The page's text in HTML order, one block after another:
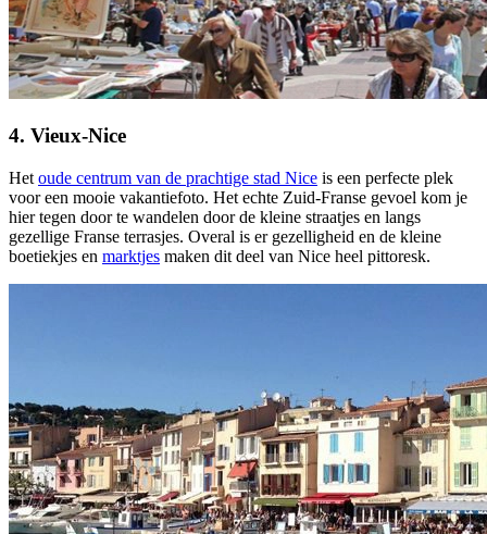
4. Vieux-Nice
Het oude centrum van de prachtige stad Nice is een perfecte plek
voor een mooie vakantiefoto. Het echte Zuid-Franse gevoel kom je
hier tegen door te wandelen door de kleine straatjes en langs
gezellige Franse terrasjes. Overal is er gezelligheid en de kleine
boetiekjes en marktjes maken dit deel van Nice heel pittoresk.